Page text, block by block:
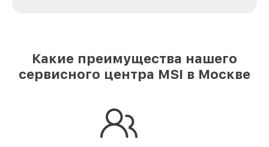
Какие преимущества нашего
сервисного центра MSI в Москве